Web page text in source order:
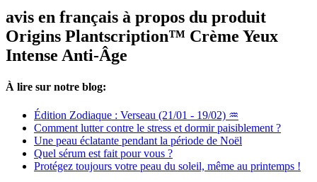
avis en français à propos du produit
Origins Plantscription™ Crème Yeux
Intense Anti-Âge
À lire sur notre blog:
Édition Zodiaque : Verseau (21/01 - 19/02) ♒
Comment lutter contre le stress et dormir paisiblement ?
Une peau éclatante pendant la période de Noël
Quel sérum est fait pour vous ?
Protégez toujours votre peau du soleil, même au printemps !